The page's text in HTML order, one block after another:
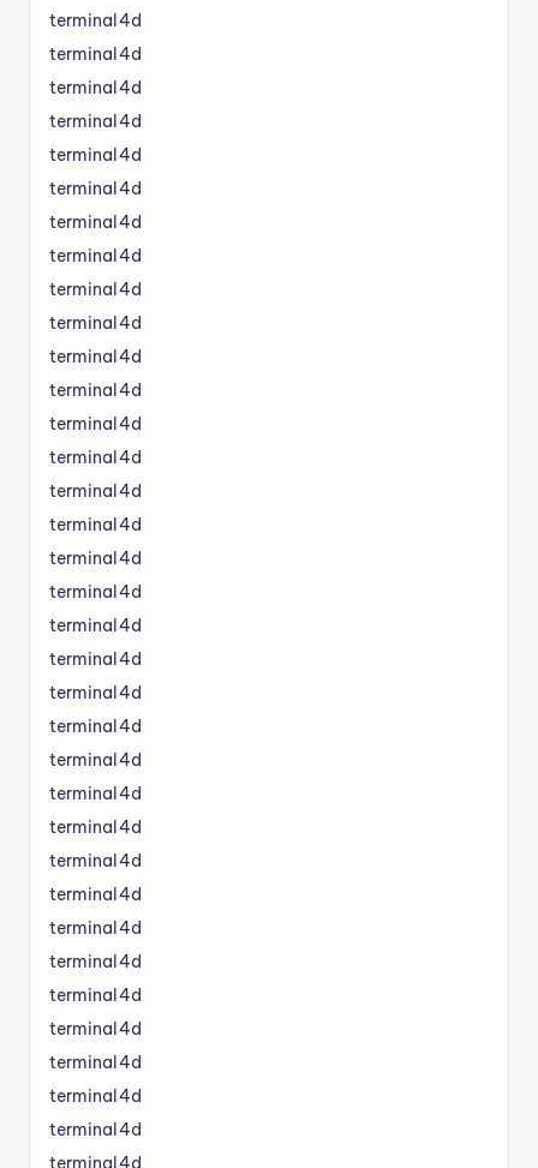
terminal4d
terminal4d
terminal4d
terminal4d
terminal4d
terminal4d
terminal4d
terminal4d
terminal4d
terminal4d
terminal4d
terminal4d
terminal4d
terminal4d
terminal4d
terminal4d
terminal4d
terminal4d
terminal4d
terminal4d
terminal4d
terminal4d
terminal4d
terminal4d
terminal4d
terminal4d
terminal4d
terminal4d
terminal4d
terminal4d
terminal4d
terminal4d
terminal4d
terminal4d
terminal4d